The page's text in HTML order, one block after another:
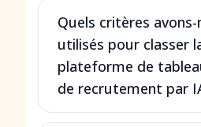
Quels critères avons-
utilisés pour classer
plateforme de
de recrutement par